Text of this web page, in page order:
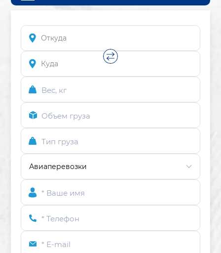
Вес, кг
Объем груза
Тип груза
* Ваше имя
* Телефон
* E-mail